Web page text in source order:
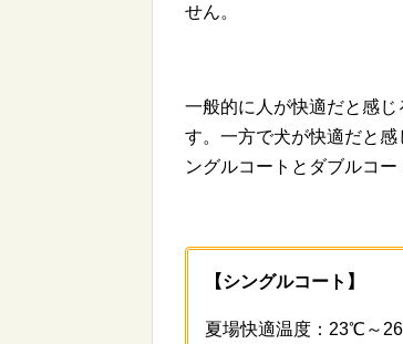
せん。
一般的に人が快適だと感
す。一方で犬が快適だと
ングルコートとダブルコ
【シングルコート】
夏場快適温度：23℃～